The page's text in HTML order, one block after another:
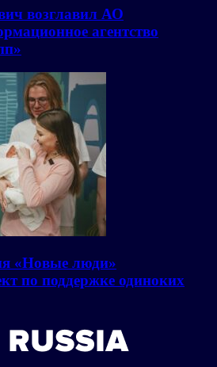
возглавил АО
агентство
«Новые люди»
по поддержке одиноких